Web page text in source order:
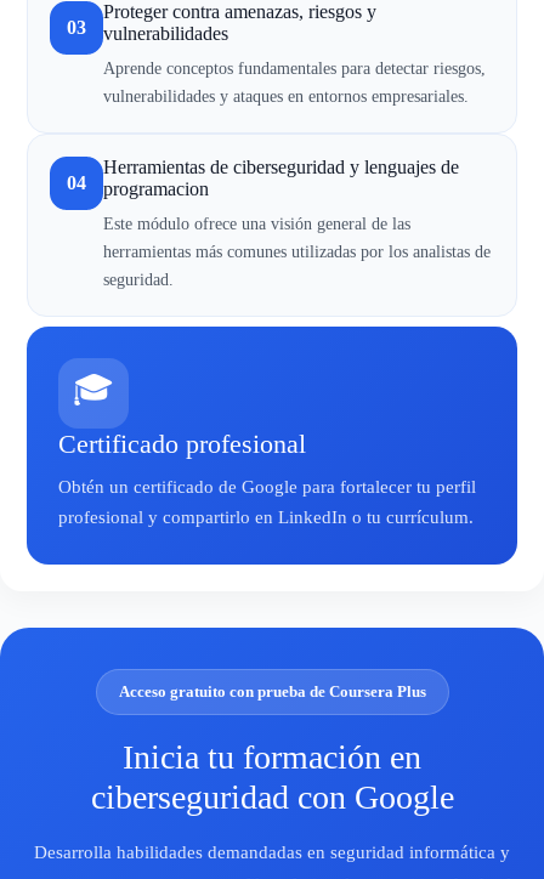
03
Proteger contra amenazas, riesgos y
vulnerabilidades
Aprende conceptos fundamentales para detectar riesgos,
vulnerabilidades y ataques en entornos empresariales.
04
Herramientas de ciberseguridad y lenguajes de
programacion
Este módulo ofrece una visión general de las
herramientas más comunes utilizadas por los analistas de
seguridad.
🎓
Certificado profesional
Obtén un certificado de Google para fortalecer tu perfil
profesional y compartirlo en LinkedIn o tu currículum.
Acceso gratuito con prueba de Coursera Plus
Inicia tu formación en
ciberseguridad con Google
Desarrolla habilidades demandadas en seguridad informática y